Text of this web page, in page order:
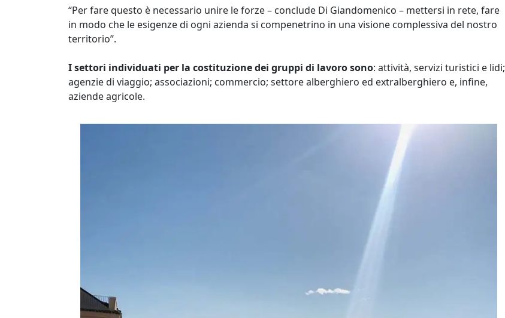
“Per fare questo è necessario unire le forze – conclude Di Giandomenico – mettersi in rete, fare
in modo che le esigenze di ogni azienda si compenetrino in una visione complessiva del nostro
territorio”.
I settori individuati per la costituzione dei gruppi di lavoro sono: attività, servizi turistici e lidi;
agenzie di viaggio; associazioni; commercio; settore alberghiero ed extralberghiero e, infine,
aziende agricole.